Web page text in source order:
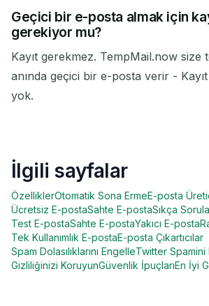
Geçici bir e-posta almak için
gerekiyor mu?
Kayıt gerekmez. TempMail.now size
anında geçici bir e-posta verir -
yok.
İlgili sayfalar
ÖzelliklerOtomatik Sona ErmeE-posta
Ücretsiz E-postaSahte E-postaSıkça
Test E-postaSahte E-postaYakıcı E-posta
Tek Kullanımlık E-postaE-posta Çıkartıcılar
Spam Dolasılıklarını EngelleTwitter Spamini
Gizliliğinizi KoruyunGüvenlik İpuçlarıEn İyi